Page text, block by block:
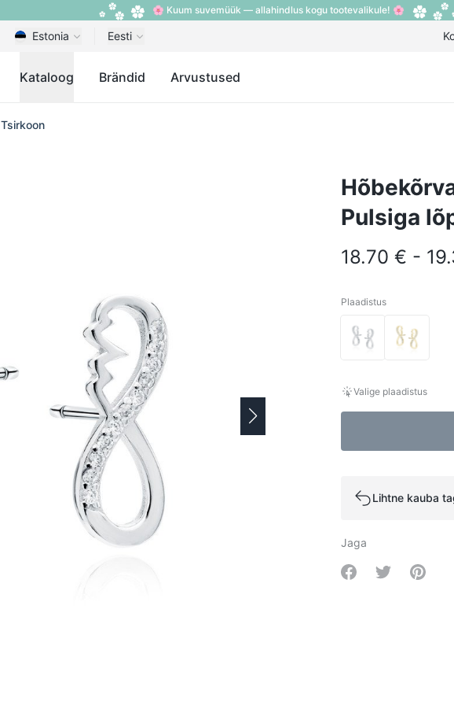
🌸 Kuum suvemüük — allahindlus kogu tootevalikule! 🌸
Estonia Eesti
Kataloog Brändid Arvustused
Tsirkoon
Pulsiga
18.70 € -
Plaadistus
Plaadistus
Valige plaadistus
Lihtne kauba
Jaga
Share onShare onShare